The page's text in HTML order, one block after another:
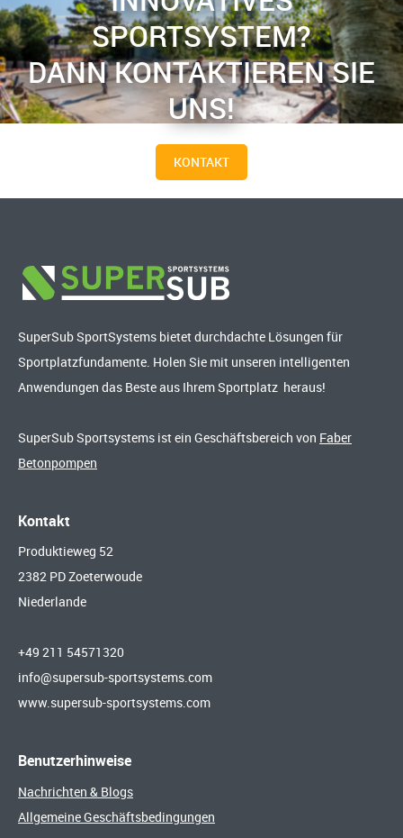
SPORTSYSTEM?
DANN KONTAKTIEREN SIE
UNS!
KONTAKT
SuperSub SportSystems bietet durchdachte Lösungen für
Sportplatzfundamente. Holen Sie mit unseren intelligenten
Anwendungen das Beste aus Ihrem Sportplatz heraus!
SuperSub Sportsystems ist ein Geschäftsbereich von Faber
Betonpompen
Kontakt
Produktieweg 52
2382 PD Zoeterwoude
Niederlande
+49 211 54571320
info@supersub-sportsystems.com
www.supersub-sportsystems.com
Benutzerhinweise
Nachrichten & Blogs
Allgemeine Geschäftsbedingungen